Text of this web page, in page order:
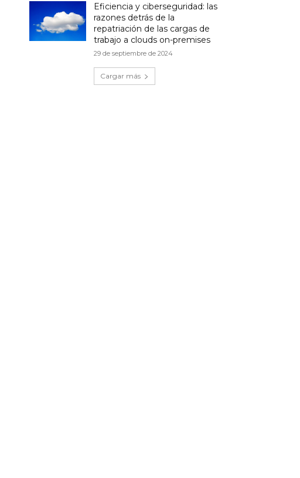
Eficiencia y ciberseguridad: las
razones detrás de la
repatriación de las cargas de
trabajo a clouds on-premises
29 de septiembre de 2024
Cargar más